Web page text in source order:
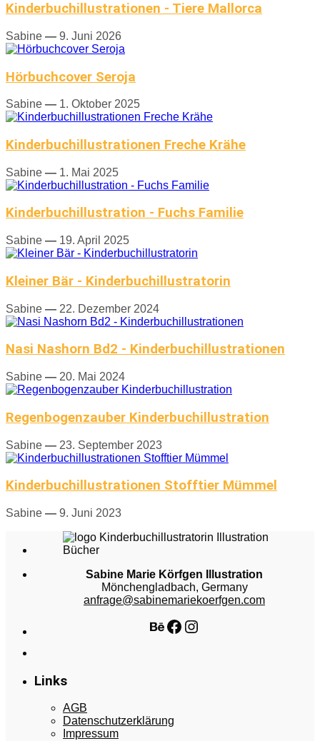
Kinderbuchillustrationen - Tiere Mallorca
Sabine — 9. Juni 2026
Hörbuchcover Seroja
Sabine — 1. Oktober 2025
Kinderbuchillustrationen Freche Krähe
Sabine — 1. Mai 2025
Kinderbuchillustration - Fuchs Familie
Sabine — 19. April 2025
Kleiner Bär - Kinderbuchillustratorin
Sabine — 22. Dezember 2024
Nasi Nashorn Bd2 - Kinderbuchillustrationen
Sabine — 20. Mai 2024
Regenbogenzauber Kinderbuchillustration
Sabine — 23. September 2023
Kinderbuchillustrationen Stofftier Mümmel
Sabine — 9. Juni 2023
Sabine Marie Körfgen Illustration
Mönchengladbach, Germany
anfrage@sabinemariekoerfgen.com
Behance
Facebook
Instagram
Links
AGB
Datenschutzerklärung
Impressum